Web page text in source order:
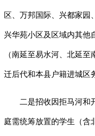
区、万邦国际、兴都家园
兴华苑小区及区域内其他
（南延至易水河、北延
迁后代和本县户籍进城区
二是招收因拒马河和开
庭需统筹放置的学生（含